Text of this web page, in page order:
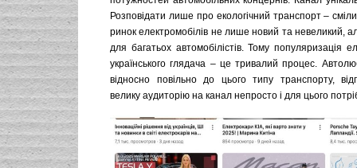
Розповідати лише про екологічний транспорт –
ринок електромобілів не лише новий та невеликий,
для багатьох автомобілістів. Тому популяризація
українського глядача – це тривалий процес.
відносно повільно до цього типу транспорту,
велику аудиторію на канал непросто і для цього